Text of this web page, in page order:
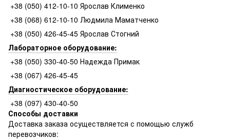
+38 (050) 412-10-10 Ярослав Клименко
+38 (068) 612-10-10 Людмила Маматченко
+38 (050) 426-45-45 Ярослав Стогний
Лабораторное оборудование:
+38 (050) 330-40-50 Надежда Примак
+38 (067) 426-45-45
Диагностическое оборудование:
+38 (097) 430-40-50
Способы доставки
Доставка заказа осуществляется с помощью служб
перевозчиков: